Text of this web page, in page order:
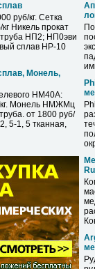
руб/кг. Сетка
Никель прокат
труба НП2; НП0эви
сплав НР-10
Монель,
НМ40А:
кг. Монель НМЖМц
от 1800 руб/
5-1, 5 тканная,